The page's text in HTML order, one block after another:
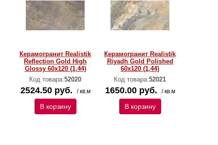
Керамогранит Realistik
Reflection Gold High
Glossy 60x120 (1,44)
Код товара:52020
2524.50 руб. / кв.м
В корзину
Керамогранит Realistik
Riyadh Gold Polished
60x120 (1,44)
Код товара:52021
1650.00 руб. / кв.м
В корзину